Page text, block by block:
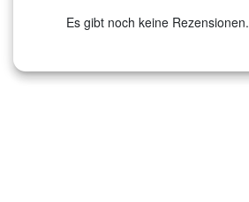
Es gibt noch keine Rezensionen.